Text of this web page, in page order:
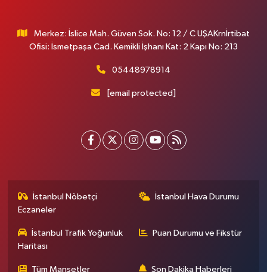
Merkez: İslice Mah. Güven Sok. No: 12 / C UŞAKrnİrtibat
Ofisi: İsmetpaşa Cad. Kemikli İşhanı Kat: 2 Kapı No: 213
05448978914
[email protected]
İstanbul Nöbetçi
Eczaneler
İstanbul Hava Durumu
İstanbul Trafik Yoğunluk
Haritası
Puan Durumu ve Fikstür
Tüm Manşetler Son Dakika Haberleri